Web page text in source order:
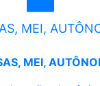
MEI,
MEI,